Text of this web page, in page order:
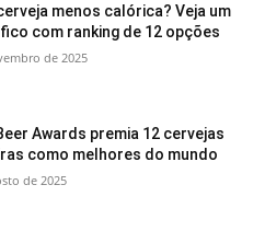
menos calórica? Veja um
com ranking de 12 opções
de 2025
Awards premia 12 cervejas
como melhores do mundo
de 2025